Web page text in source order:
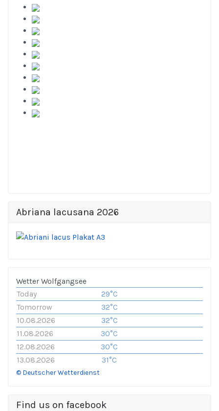
Abriana lacusana 2026
Wetter Wolfgangsee
Today
29°C
Tomorrow
32°C
10.08.2026
32°C
11.08.2026
30°C
12.08.2026
30°C
13.08.2026
31°C
© Deutscher Wetterdienst
Find us on facebook